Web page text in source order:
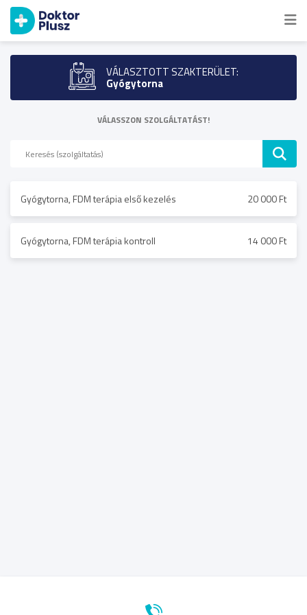
VÁLASZTOTT SZAKTERÜLET:
Gyógytorna
VÁLASSZON SZOLGÁLTATÁST!
Gyógytorna, FDM terápia első kezelés 20 000 Ft
Gyógytorna, FDM terápia kontroll 14 000 Ft